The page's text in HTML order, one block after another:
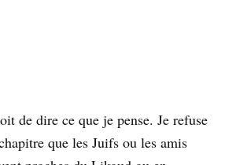
de dire ce que je pense. Je refuse
que les Juifs ou les amis